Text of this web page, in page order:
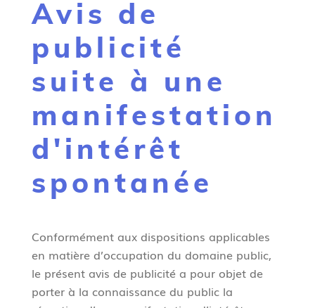
n
e
Avis de
publicité
suite à une
manifestation
d'intérêt
spontanée
Conformément aux dispositions applicables
en matière d’occupation du domaine public,
le présent avis de publicité a pour objet de
porter à la connaissance du public la